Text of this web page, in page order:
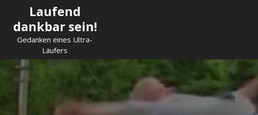
content
Laufend
dankbar sein!
Gedanken eines Ultra-
Läufers